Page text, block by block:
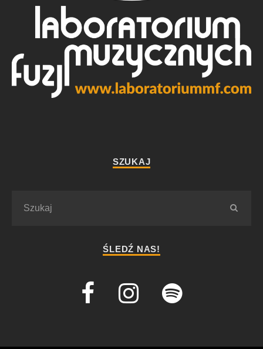
SZUKAJ
ŚLEDŹ NAS!